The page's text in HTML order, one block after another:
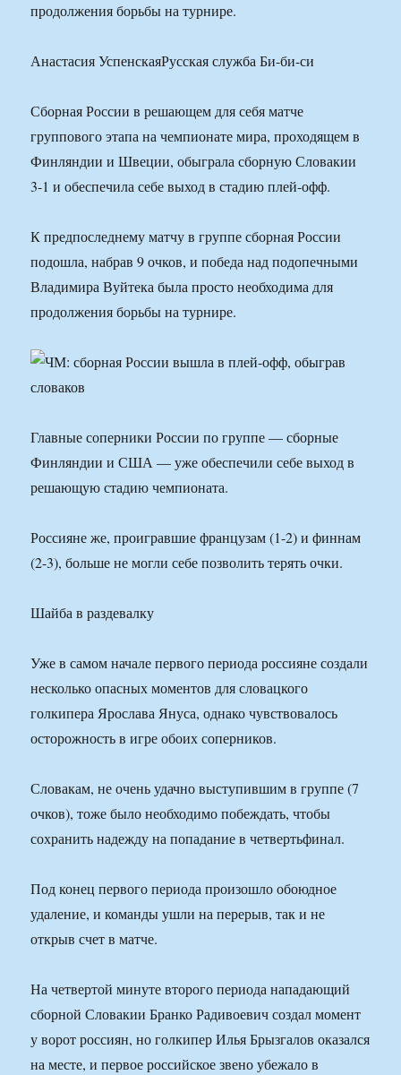
продолжения борьбы на турнире.
Анастасия УспенскаяРусская служба Би-би-си
Сборная России в решающем для себя матче
группового этапа на чемпионате мира, проходящем в
Финляндии и Швеции, обыграла сборную Словакии
3-1 и обеспечила себе выход в стадию плей-офф.
К предпоследнему матчу в группе сборная России
подошла, набрав 9 очков, и победа над подопечными
Владимира Вуйтека была просто необходима для
продолжения борьбы на турнире.
Главные соперники России по группе — сборные
Финляндии и США — уже обеспечили себе выход в
решающую стадию чемпионата.
Россияне же, проигравшие французам (1-2) и финнам
(2-3), больше не могли себе позволить терять очки.
Шайба в раздевалку
Уже в самом начале первого периода россияне создали
несколько опасных моментов для словацкого
голкипера Ярослава Януса, однако чувствовалось
осторожность в игре обоих соперников.
Словакам, не очень удачно выступившим в группе (7
очков), тоже было необходимо побеждать, чтобы
сохранить надежду на попадание в четвертьфинал.
Под конец первого периода произошло обоюдное
удаление, и команды ушли на перерыв, так и не
открыв счет в матче.
На четвертой минуте второго периода нападающий
сборной Словакии Бранко Радивоевич создал момент
у ворот россиян, но голкипер Илья Брызгалов оказался
на месте, и первое российское звено убежало в